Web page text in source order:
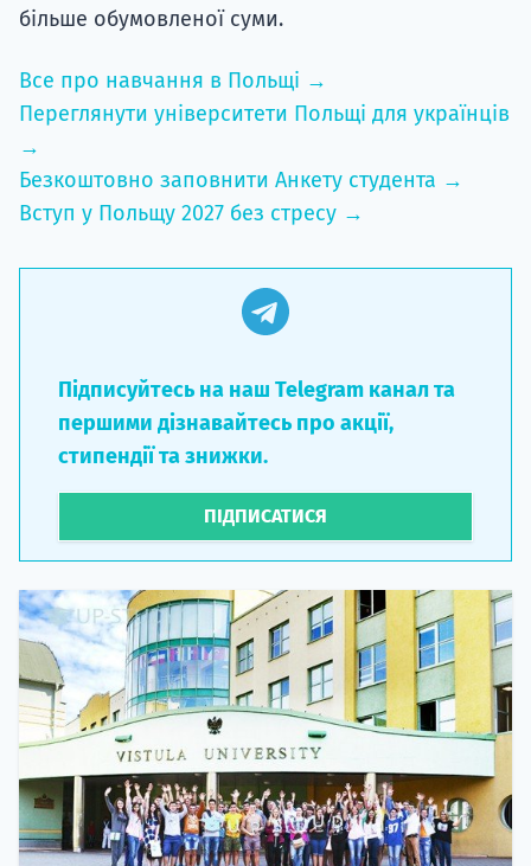
більше обумовленої суми.
Все про навчання в Польщі →
Переглянути університети Польщі для українців
→
Безкоштовно заповнити Анкету студента →
Вступ у Польщу 2027 без стресу →
Підписуйтесь на наш Telegram канал та
першими дізнавайтесь про акції,
стипендії та знижки.
ПІДПИСАТИСЯ